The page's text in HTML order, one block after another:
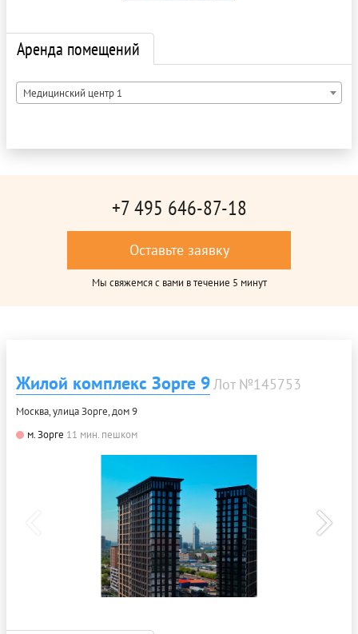
Аренда помещений
Медицинский центр 1
+7 495 646-87-18
Оставьте заявку
Мы свяжемся с вами в течение 5 минут
Жилой комплекс Зорге 9Лот №145753
Москва, улица Зорге, дом 9
м. Зорге 11 мин. пешком